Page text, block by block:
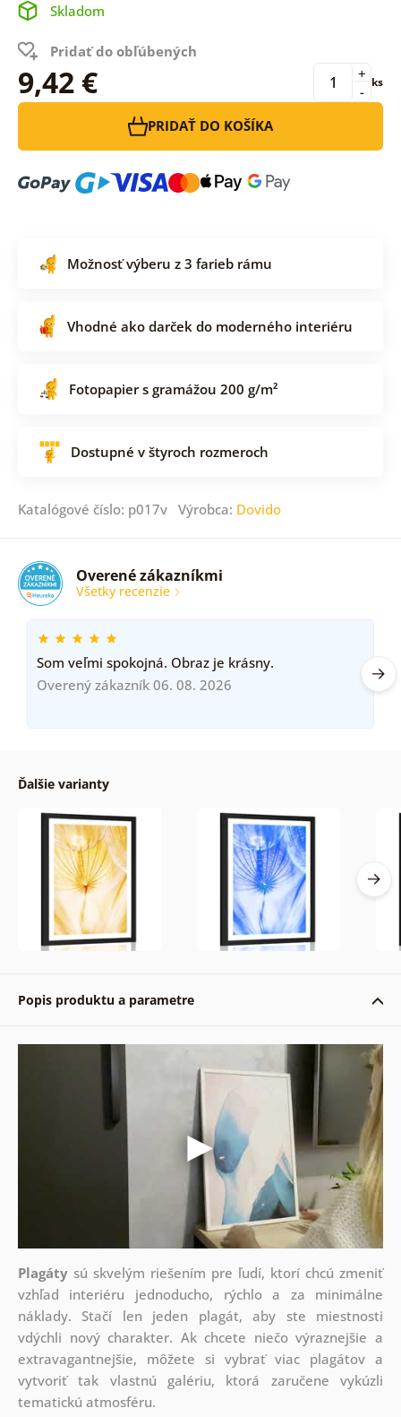
Skladom
Pridať do obľúbených
9,42 € -
+ ks
PRIDAŤ DO KOŠÍKA
Možnosť výberu z 3 farieb rámu
Vhodné ako darček do moderného interiéru
Fotopapier s gramážou 200 g/m²
Dostupné v štyroch rozmeroch
Katalógové číslo: p017v Výrobca: Dovido
Overené zákazníkmi
Všetky recenzie
Som veľmi spokojná. Obraz je krásny.
Overený zákazník 06. 08. 2026
Ďalšie varianty
Popis produktu a parametre
Plagátysú skvelým riešením pre ľudí, ktorí chcú zmeniť
vzhľad interiéru jednoducho, rýchlo a za minimálne
náklady. Stačí len jeden plagát, aby ste miestnosti
vdýchli nový charakter. Ak chcete niečo výraznejšie a
extravagantnejšie, môžete si vybrať viac plagátov a
vytvoriť tak vlastnú galériu, ktorá zaručene vykúzli
tematickú atmosféru.